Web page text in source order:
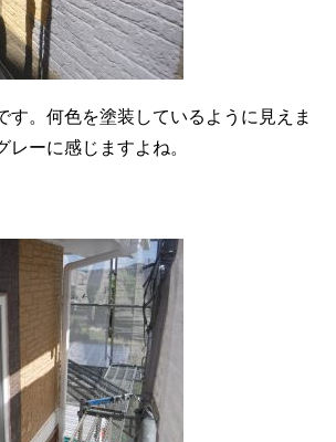
す。何色を塗装しているように見えま
ーに感じますよね。